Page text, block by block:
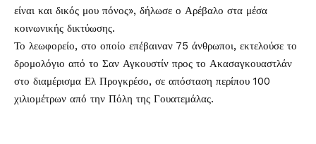
είναι και δικός μου πόνος», δήλωσε ο Αρέβαλο στα μέσα
κοινωνικής δικτύωσης.
Το λεωφορείο, στο οποίο επέβαιναν 75 άνθρωποι, εκτελούσε το
δρομολόγιο από το Σαν Αγκουστίν προς το Ακασαγκουαστλάν
στο διαμέρισμα Ελ Προγκρέσο, σε απόσταση περίπου 100
χιλιομέτρων από την Πόλη της Γουατεμάλας.